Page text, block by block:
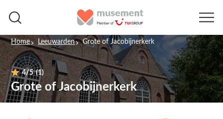
Home Leeuwarden Grote of Jacobijnerkerk
4/5 (1)
Grote of Jacobijnerkerk